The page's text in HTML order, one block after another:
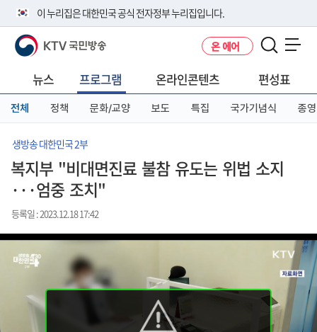
이 누리집은 대한민국 공식 전자정부 누리집입니다.
공식 누리집 주소 확인하기
니다.
이밖에 or.kr 또는 .kr등 다른 도메인 주소를 사용하고 있다면 아래 URL에
서 도메인 주소를 확인해 보세요
KTV 국민방송 온 에어
뉴스 프로그램 온라인콘텐츠 편성표
전체 정책 문화/교양 보도 특집 국가기념식 종영
생방송 대한민국 2부
복지부 "비대면진료 불참 유도는 위법 소지
···엄중 조치"
등록일 : 2023.12.18 17:42